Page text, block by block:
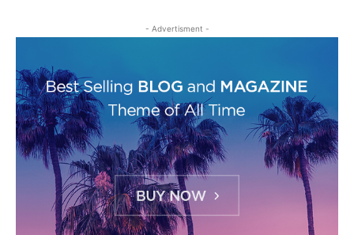
- Advertisment -